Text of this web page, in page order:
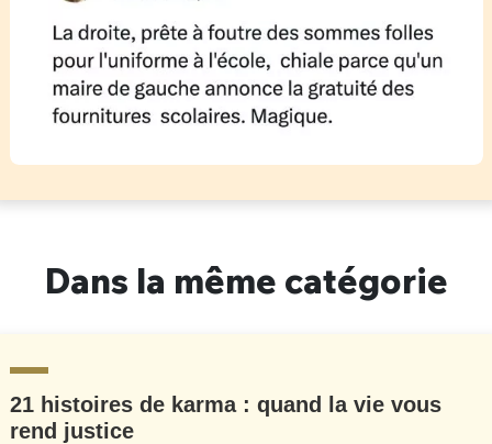
Dans la même catégorie
21 histoires de karma : quand la vie vous
rend justice